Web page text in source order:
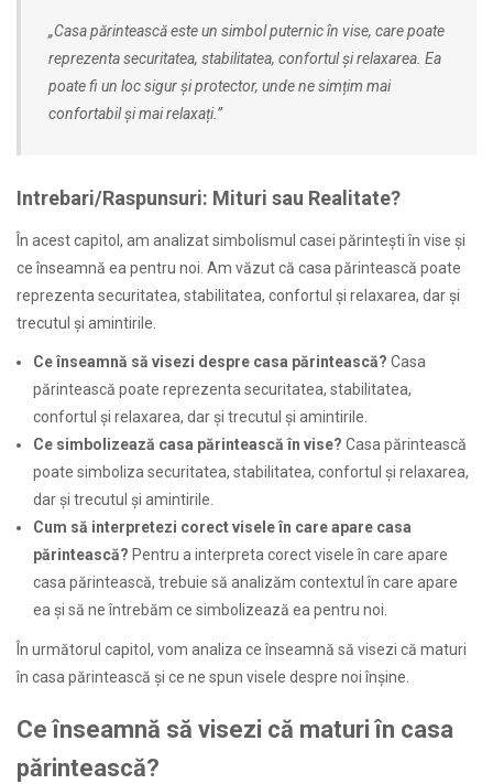
„Casa părintească este un simbol puternic în vise, care poate
reprezenta securitatea, stabilitatea, confortul și relaxarea. Ea
poate fi un loc sigur și protector, unde ne simțim mai
confortabil și mai relaxați.”
Intrebari/Raspunsuri: Mituri sau Realitate?
În acest capitol, am analizat simbolismul casei părintești în vise și
ce înseamnă ea pentru noi. Am văzut că casa părintească poate
reprezenta securitatea, stabilitatea, confortul și relaxarea, dar și
trecutul și amintirile.
Ce înseamnă să visezi despre casa părintească? Casa
părintească poate reprezenta securitatea, stabilitatea,
confortul și relaxarea, dar și trecutul și amintirile.
Ce simbolizează casa părintească în vise? Casa părintească
poate simboliza securitatea, stabilitatea, confortul și relaxarea,
dar și trecutul și amintirile.
Cum să interpretezi corect visele în care apare casa
părintească? Pentru a interpreta corect visele în care apare
casa părintească, trebuie să analizăm contextul în care apare
ea și să ne întrebăm ce simbolizează ea pentru noi.
În următorul capitol, vom analiza ce înseamnă să visezi că maturi
în casa părintească și ce ne spun visele despre noi înșine.
Ce înseamnă să visezi că maturi în casa
părintească?